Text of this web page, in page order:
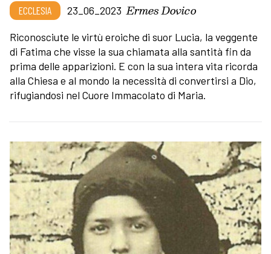
ECCLESIA 23_06_2023 Ermes Dovico
Riconosciute le virtù eroiche di suor Lucia, la veggente
di Fatima che visse la sua chiamata alla santità fin da
prima delle apparizioni. E con la sua intera vita ricorda
alla Chiesa e al mondo la necessità di convertirsi a Dio,
rifugiandosi nel Cuore Immacolato di Maria.